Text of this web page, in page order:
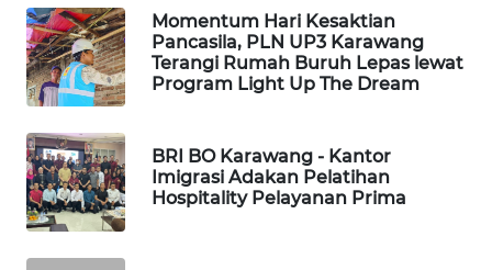
Momentum Hari Kesaktian
Pancasila, PLN UP3 Karawang
Terangi Rumah Buruh Lepas lewat
Program Light Up The Dream
BRI BO Karawang - Kantor
Imigrasi Adakan Pelatihan
Hospitality Pelayanan Prima
SITUNGIR
NEWS
NEWS
SIBARAGAS
NEWS